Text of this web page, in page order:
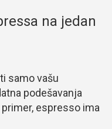
na jedan
samo vašu
podešavanja
espresso ima